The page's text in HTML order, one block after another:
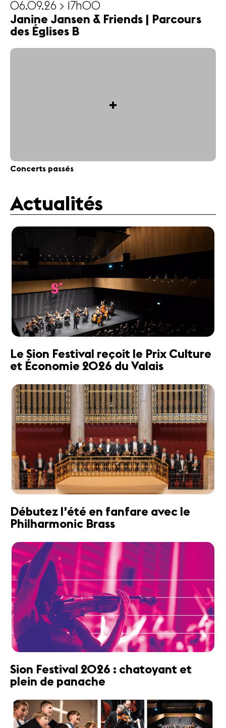
06.09.26 > 17h00
Janine Jansen & Friends | Parcours
des Églises B
+
Concerts passés
Actualités
Le Sion Festival reçoit le Prix Culture
et Économie 2026 du Valais
Débutez l'été en fanfare avec le
Philharmonic Brass
Sion Festival 2026 : chatoyant et
plein de panache